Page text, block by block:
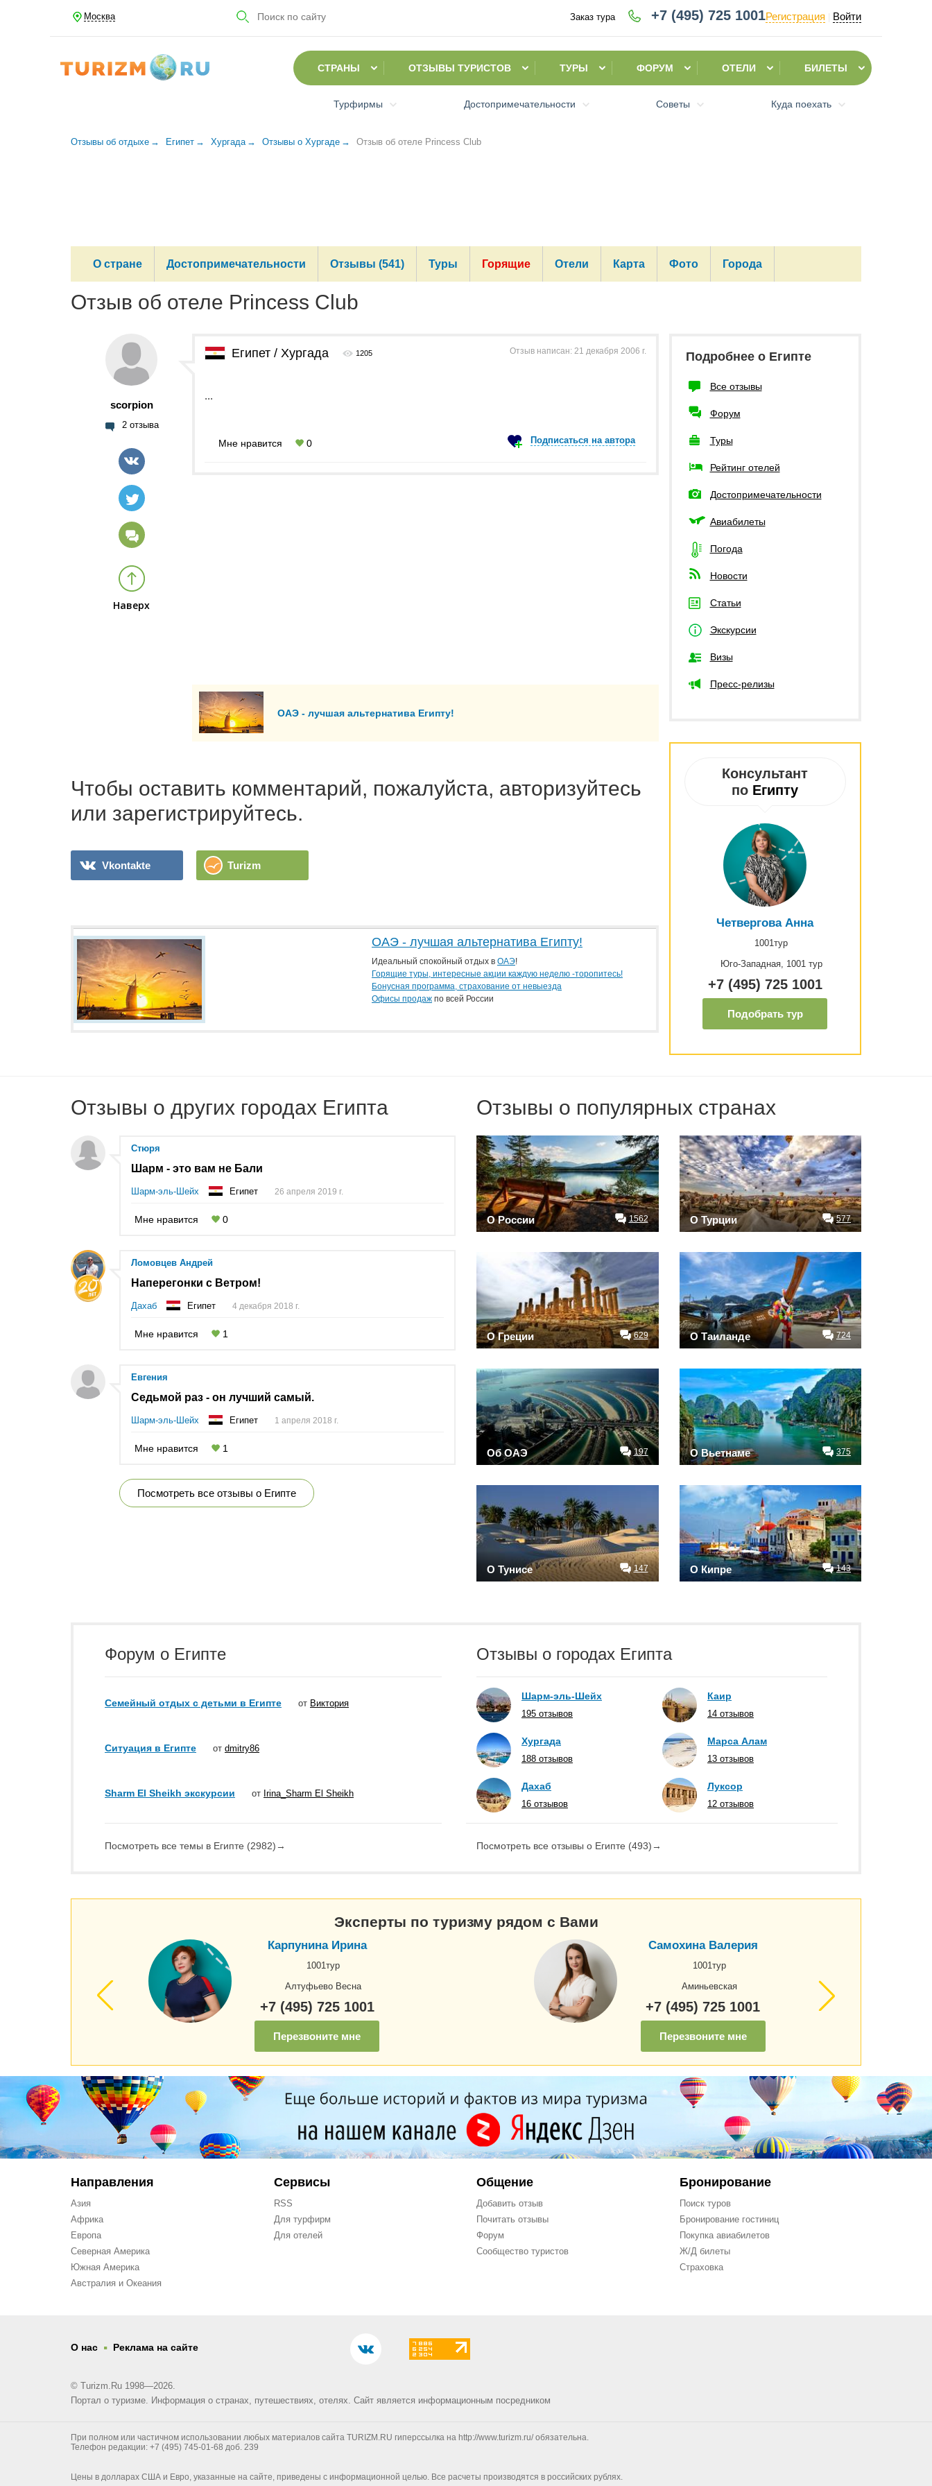
Москва Заказ тура +7 (495) 725 1001Регистрация Войти
СТРАНЫ ОТЗЫВЫ ТУРИСТОВ ТУРЫ ФОРУМ ОТЕЛИ БИЛЕТЫ
Турфирмы Достопримечательности Советы Куда поехать
Отзывы об отдыхе Египет Хургада Отзывы о Хургаде Отзыв об отеле Princess Club
О стране Достопримечательности Отзывы (541) Туры Горящие Отели Карта Фото Города
Отзыв об отеле Princess Club
scorpion
2 отзыва
Наверх
Египет / Хургада 1205 Отзыв написан: 21 декабря 2006 г.
...
Мне нравится 0 Подписаться на автора
ОАЭ - лучшая альтернатива Египту!
Чтобы оставить комментарий, пожалуйста, авторизуйтесь
или зарегистрируйтесь.
Vkontakte Turizm
ОАЭ - лучшая альтернатива Египту!
Идеальный спокойный отдых в ОАЭ!
Горящие туры, интересные акции каждую неделю -торопитесь!
Бонусная программа, страхование от невыезда
Офисы продаж по всей России
Подробнее о Египте
Все отзывы
Форум
Туры
Рейтинг отелей
Достопримечательности
Авиабилеты
Погода
Новости
Статьи
Экскурсии
Визы
Пресс-релизы
Консультант
по Египту
Четвергова Анна
1001тур
Юго-Западная, 1001 тур
+7 (495) 725 1001
Подобрать тур
Отзывы о других городах Египта
Стюря
Шарм - это вам не Бали
Шарм-эль-Шейх Египет 26 апреля 2019 г.
Мне нравится 0
Ломовцев Андрей
Наперегонки с Ветром!
Дахаб Египет 4 декабря 2018 г.
Мне нравится 1
Евгения
Седьмой раз - он лучший самый.
Шарм-эль-Шейх Египет 1 апреля 2018 г.
Мне нравится 1
Посмотреть все отзывы о Египте
Отзывы о популярных странах
О России 1562 О Турции 577
О Греции 629 О Таиланде 724
Об ОАЭ 197 О Вьетнаме 375
О Тунисе 147 О Кипре 143
Форум о Египте
Семейный отдых с детьми в Египте от Виктория
Ситуация в Египте от dmitry86
Sharm El Sheikh экскурсии от Irina_Sharm El Sheikh
Посмотреть все темы в Египте (2982)→
Отзывы о городах Египта
Шарм-эль-Шейх
195 отзывов
Хургада
188 отзывов
Дахаб
16 отзывов
Каир
14 отзывов
Марса Алам
13 отзывов
Луксор
12 отзывов
Посмотреть все отзывы о Египте (493)→
Эксперты по туризму рядом с Вами
Карпунина Ирина
1001тур
Алтуфьево Весна
+7 (495) 725 1001
Перезвоните мне
Самохина Валерия
1001тур
Аминьевская
+7 (495) 725 1001
Перезвоните мне
Направления
Азия
Африка
Европа
Северная Америка
Южная Америка
Австралия и Океания
Сервисы
RSS
Для турфирм
Для отелей
Общение
Добавить отзыв
Почитать отзывы
Форум
Сообщество туристов
Бронирование
Поиск туров
Бронирование гостиниц
Покупка авиабилетов
Ж/Д билеты
Страховка
О нас . Реклама на сайте
© Turizm.Ru 1998—2026.
Портал о туризме. Информация о странах, путешествиях, отелях. Сайт является информационным посредником
При полном или частичном использовании любых материалов сайта TURIZM.RU гиперссылка на http://www.turizm.ru/ обязательна.
Телефон редакции: +7 (495) 745-01-68 доб. 239
Цены в долларах США и Евро, указанные на сайте, приведены с информационной целью. Все расчеты производятся в российских рублях.